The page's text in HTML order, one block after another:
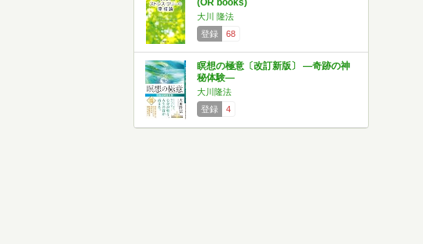
(OR books)
大川 隆法
登録
68
瞑想の極意〔改訂新版〕 —奇跡の神
秘体験—
大川隆法
登録
4